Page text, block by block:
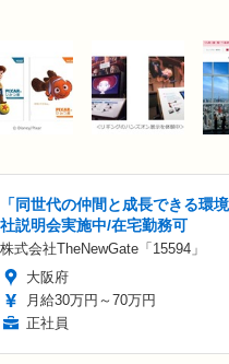
「同世代の仲間と成長できる環
社説明会実施中/在宅勤務可
株式会社TheNewGate「15594」
大阪府
月給30万円～70万円
正社員